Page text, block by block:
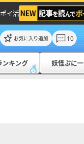
ポイ活
お気に入り追加 10
ンキング 妖怪ぷに